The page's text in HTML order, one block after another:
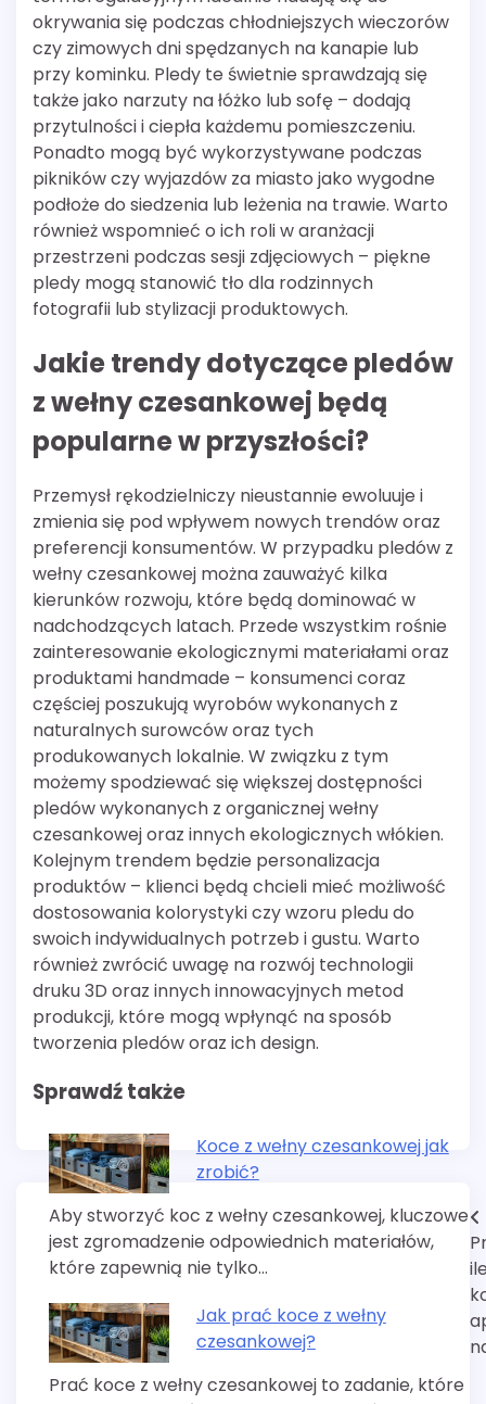
okrywania się podczas chłodniejszych wieczorów
czy zimowych dni spędzanych na kanapie lub
przy kominku. Pledy te świetnie sprawdzają się
także jako narzuty na łóżko lub sofę – dodają
przytulności i ciepła każdemu pomieszczeniu.
Ponadto mogą być wykorzystywane podczas
pikników czy wyjazdów za miasto jako wygodne
podłoże do siedzenia lub leżenia na trawie. Warto
również wspomnieć o ich roli w aranżacji
przestrzeni podczas sesji zdjęciowych – piękne
pledy mogą stanowić tło dla rodzinnych
fotografii lub stylizacji produktowych.
Jakie trendy dotyczące pledów
z wełny czesankowej będą
popularne w przyszłości?
Przemysł rękodzielniczy nieustannie ewoluuje i
zmienia się pod wpływem nowych trendów oraz
preferencji konsumentów. W przypadku pledów z
wełny czesankowej można zauważyć kilka
kierunków rozwoju, które będą dominować w
nadchodzących latach. Przede wszystkim rośnie
zainteresowanie ekologicznymi materiałami oraz
produktami handmade – konsumenci coraz
częściej poszukują wyrobów wykonanych z
naturalnych surowców oraz tych
produkowanych lokalnie. W związku z tym
możemy spodziewać się większej dostępności
pledów wykonanych z organicznej wełny
czesankowej oraz innych ekologicznych włókien.
Kolejnym trendem będzie personalizacja
produktów – klienci będą chcieli mieć możliwość
dostosowania kolorystyki czy wzoru pledu do
swoich indywidualnych potrzeb i gustu. Warto
również zwrócić uwagę na rozwój technologii
druku 3D oraz innych innowacyjnych metod
produkcji, które mogą wpłynąć na sposób
tworzenia pledów oraz ich design.
Sprawdź także
Koce z wełny czesankowej jak
zrobić?
Aby stworzyć koc z wełny czesankowej, kluczowe
jest zgromadzenie odpowiednich materiałów,
które zapewnią nie tylko…
Jak prać koce z wełny
czesankowej?
Prać koce z wełny czesankowej to zadanie, które
Nawigacja
wpisu